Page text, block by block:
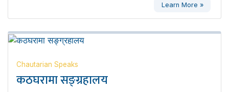
Learn More »
Chautarian Speaks
कठघरामा सङ्ग्रहालय